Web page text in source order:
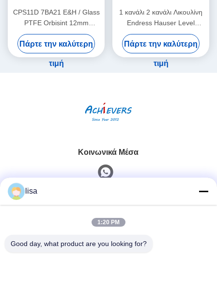
CPS11D 7BA21 E&H / Glass
PTFE Orbisint 12mm
Endress Hauser Instruments
Ψηφιακός Αισθητήρας pH
Πάρτε την καλύτερη
τιμή
1 κανάλι 2 κανάλι Λικουλίνη
Endress Hauser Level
Transmitter CM442-
AAM1A2F010A+AK
Πάρτε την καλύτερη
τιμή
Κοινωνικά Μέσα
0086-13828861501
lisa
1:20 PM
Good day, what product are you looking for?